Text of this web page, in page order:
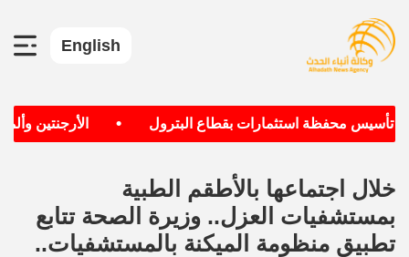
English
تأسيس محفظة استثمارات بقطاع البترول الأرجنتين
خلال اجتماعها بالأطقم الطبية
بمستشفيات العزل.. وزيرة الصحة تتابع
تطبيق منظومة الميكنة بالمستشفيات..